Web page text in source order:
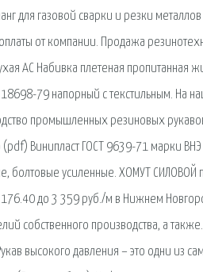
для газовой сварки и резки металлов
от компании. Продажа
АС Набивка плетеная пропитанная
79 напорный с текстильным. На
промышленных резиновых
Винипласт ГОСТ 9639-71 марки ВНЭ
болтовые усиленные. ХОМУТ СИЛОВОЙ
до 3 359 руб./м в Нижнем
собственного производства, а
высокого давления – это одни из